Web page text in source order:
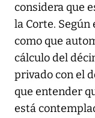
considera que
la Corte.
como que
cálculo del
privado con el
que entender
está